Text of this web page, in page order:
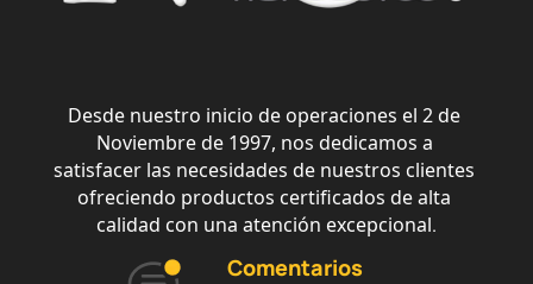
Desde nuestro inicio de operaciones el 2 de
Noviembre de 1997, nos dedicamos a
satisfacer las necesidades de nuestros clientes
ofreciendo productos certificados de alta
calidad con una atención excepcional.
Comentarios